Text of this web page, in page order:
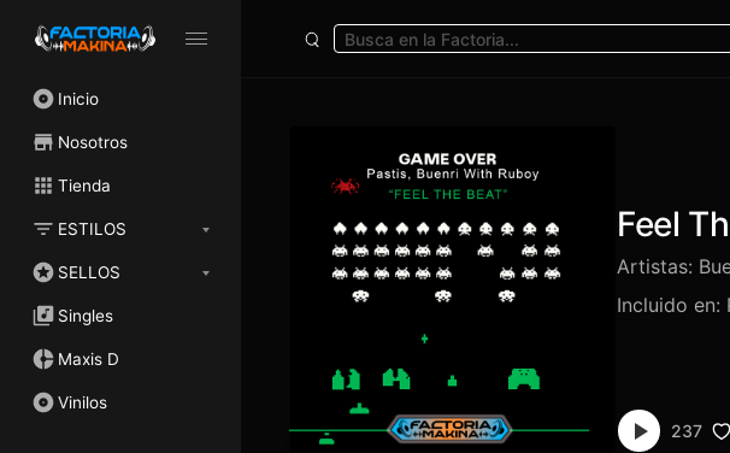
Inicio
Nosotros
Tienda
ESTILOS
SELLOS
Singles
Maxis D
Vinilos
Feel
Artistas:
Incluido en:
237